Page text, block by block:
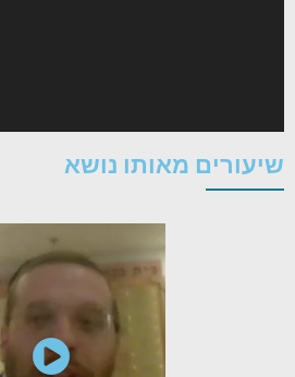
שיעורים מאותו נושא